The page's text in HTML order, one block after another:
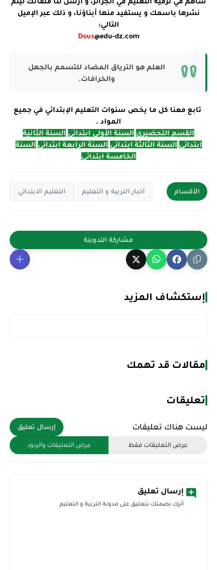
نشرها باسمك و يستفيد منها أبناؤنا، و ذلك عبر الإميل
التالي:
Dous@edu-dz.com
العلم هو الترياق المضاد للتسمم بالجهل
والخرافات.
تابع معنا كل ما يخص سنوات التعليم الإبتدائي في جميع
المواد .
القسم التحضيري السنة الأولى ابتدائي السنة الثانية
ابتدائي السنة الثالثة ابتدائي السنة الرابعة ابتدائي السنة
الخامسة ابتدائي
الأقسام أخبار التربية و التعليم التعليم الابتدائي
إستكشاف المزيد
مقالات قد تهمك
تعليقات
ليست هناك تعليقات إرسال تعليق
عرض التعليقات فقط عرض التعليقات والردود
إرسال تعليق
أترك بصمتك بتعليق على مدونة التربية و التعليم